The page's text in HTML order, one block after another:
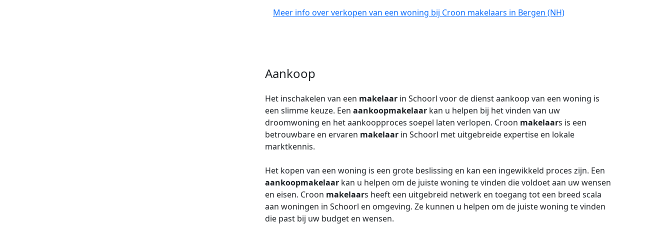
Meer info over verkopen van een woning bij Croon makelaars in Bergen (NH)
Aankoop
Het inschakelen van een makelaar in Schoorl voor de dienst aankoop van een woning is
een slimme keuze. Een aankoopmakelaar kan u helpen bij het vinden van uw
droomwoning en het aankoopproces soepel laten verlopen. Croon makelaars is een
betrouwbare en ervaren makelaar in Schoorl met uitgebreide expertise en lokale
marktkennis.
Het kopen van een woning is een grote beslissing en kan een ingewikkeld proces zijn. Een
aankoopmakelaar kan u helpen om de juiste woning te vinden die voldoet aan uw wensen
en eisen. Croon makelaars heeft een uitgebreid netwerk en toegang tot een breed scala
aan woningen in Schoorl en omgeving. Ze kunnen u helpen om de juiste woning te vinden
die past bij uw budget en wensen.